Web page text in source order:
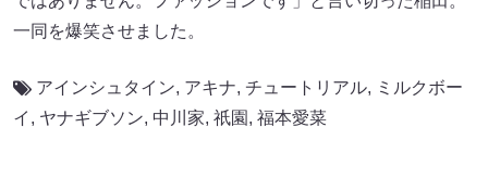
一同を爆笑させました。
アインシュタイン, アキナ, チュートリアル, ミルクボー
イ , ヤナギブソン, 中川家, 祇園 , 福本愛菜